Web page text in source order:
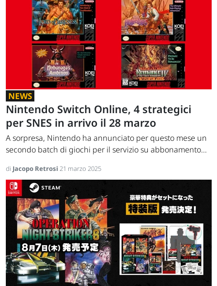
NEWS
Nintendo Switch Online, 4 strategici
per SNES in arrivo il 28 marzo
A sorpresa, Nintendo ha annunciato per questo mese un
secondo batch di giochi per il servizio su abbonamento...
di Jacopo Retrosi 21 marzo 2025